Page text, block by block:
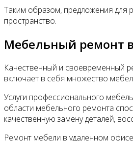
Таким образом, предложения для
пространство.
Мебельный ремонт
Качественный и своевременный
включает в себя множество
Услуги профессионального
области мебельного ремонта
качественную замену деталей,
Ремонт мебели в удаленном